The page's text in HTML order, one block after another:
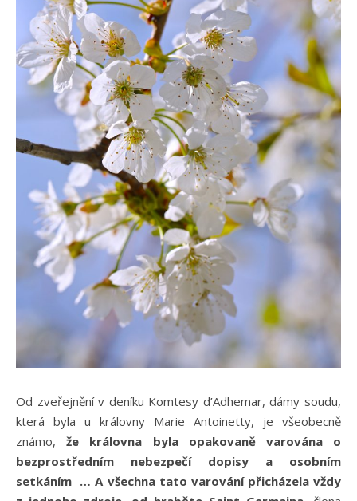
Od zveřejnění v deníku Komtesy d’Adhemar, dámy soudu,
která byla u královny Marie Antoinetty, je všeobecně
známo,že královna byla opakovaně varována o
bezprostředním nebezpečí dopisy a osobním
setkáním … A všechna tato varování přicházela vždy